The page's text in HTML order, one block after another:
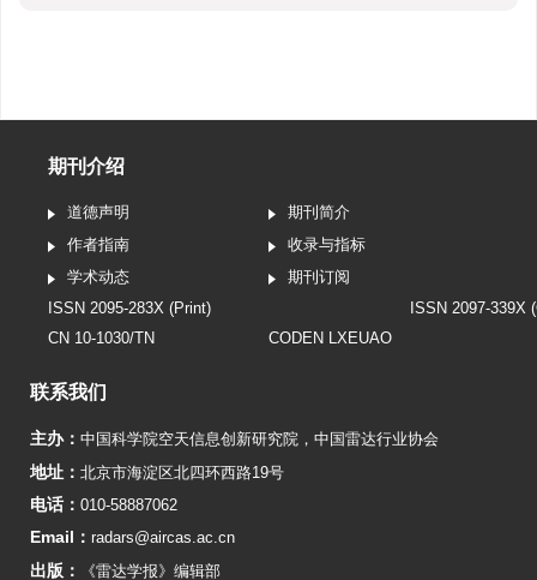
期刊介绍
道德声明
期刊简介
作者指南
收录与指标
学术动态
期刊订阅
ISSN 2095-283X (Print)
ISSN 2097-339X
CN 10-1030/TN
CODEN LXEUAO
联系我们
主办： 中国科学院空天信息创新研究院 ， 中国雷达行业协会
地址： 北京市海淀区北四环西路19号
电话： 010-58887062
Email： radars@aircas.ac.cn
出版： 《雷达学报》编辑部